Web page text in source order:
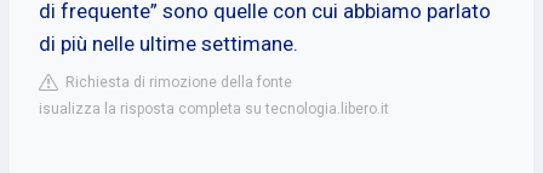
di frequente” sono quelle con cui abbiamo parlato
di più nelle ultime settimane.
Richiesta di rimozione della fonte
isualizza la risposta completa su tecnologia.libero.it